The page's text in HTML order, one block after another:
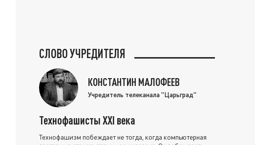
СЛОВО УЧРЕДИТЕЛЯ
КОНСТАНТИН МАЛОФЕЕВ
Учредитель телеканала "Царьград"
Технофашисты XXI века
Технофашизм побеждает не тогда, когда компьютерная